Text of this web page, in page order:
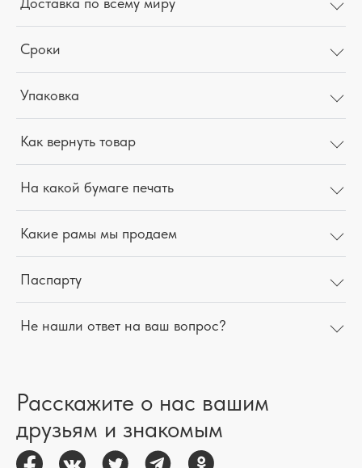
Сроки
Упаковка
Как вернуть товар
На какой бумаге печать
Какие рамы мы продаем
Паспарту
Не нашли ответ на ваш вопрос?
Расскажите о нас вашим
друзьям и знакомым